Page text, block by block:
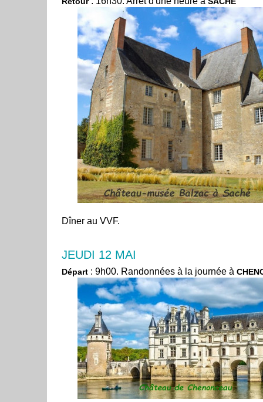
Dîner au VVF.
JEUDI 12 MAI
Départ : 9h00. Randonnées à la journée à